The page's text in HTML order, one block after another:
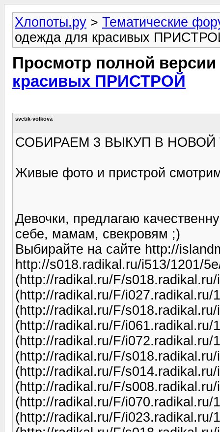
Хлопоты.ру > Тематические
одежда для красивых
Просмотр полной
красивых ПРИСТРОЙ
svetik-volkova
СОБИРАЕМ 3 ВЫКУП В НОВОЙ
Живые фото и пристрой
Девочки, предлагаю
себе, мамам, свекровям ;)
Выбирайте на сайте http://
http://s018.radikal.ru/i513/1201/
(http://radikal.ru/F/
(http://radikal.ru/F/i027.radikal.ru/
(http://radikal.ru/F/
(http://radikal.ru/F/i061.radikal.ru/
(http://radikal.ru/F/i072.radikal.ru/
(http://radikal.ru/F/
(http://radikal.ru/F/
(http://radikal.ru/F/
(http://radikal.ru/F/i070.radikal.ru/
(http://radikal.ru/F/i023.radikal.ru/